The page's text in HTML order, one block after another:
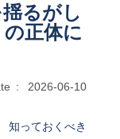
るがし
正体に
:
2026-06-10
知っておくべき